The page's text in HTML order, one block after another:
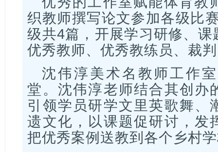
织教师撰写论文参加各级比
级共4篇，开展学习研修、
优秀教师、优秀教练员、裁
沈伟淳美术名教师工作
堂。沈伟淳老师结合其创办
引领学员研学文里英歌舞、
遗文化，以课题促研讨，发
把优秀案例送教到各个乡村